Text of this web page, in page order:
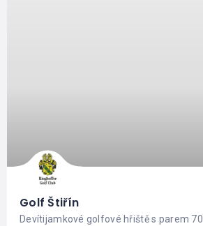
Golf Štiřín
Devítijamkové golfové hřiště s parem 70